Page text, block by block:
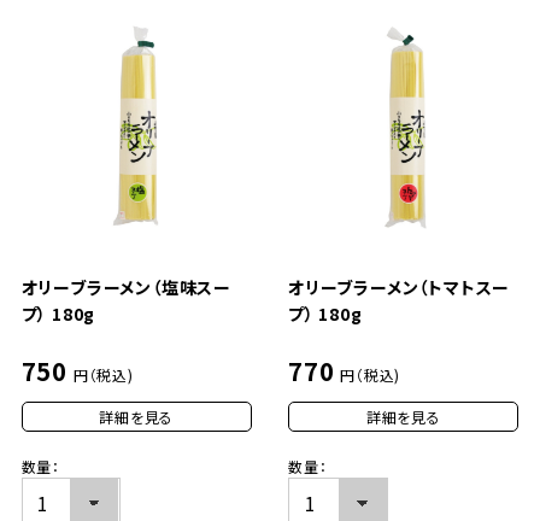
オリーブラーメン（塩味スー
プ） 180g
750 円（税込)
詳細を見る
数量：
オリーブラーメン（トマトスー
プ） 180g
770 円（税込)
詳細を見る
数量：